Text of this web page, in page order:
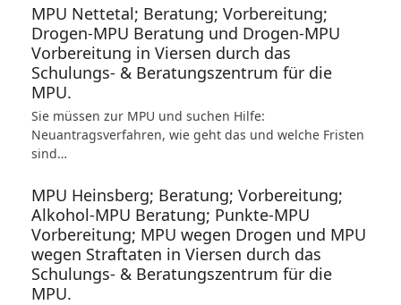
MPU Nettetal; Beratung; Vorbereitung;
Drogen-MPU Beratung und Drogen-MPU
Vorbereitung in Viersen durch das
Schulungs- & Beratungszentrum für die
MPU.
Sie müssen zur MPU und suchen Hilfe:
Neuantragsverfahren, wie geht das und welche Fristen
sind…
MPU Heinsberg; Beratung; Vorbereitung;
Alkohol-MPU Beratung; Punkte-MPU
Vorbereitung; MPU wegen Drogen und MPU
wegen Straftaten in Viersen durch das
Schulungs- & Beratungszentrum für die
MPU.